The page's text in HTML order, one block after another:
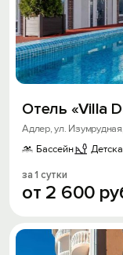
Отель «Villa
Адлер, ул.
Бассейн
за 1 сутки
от 2 600